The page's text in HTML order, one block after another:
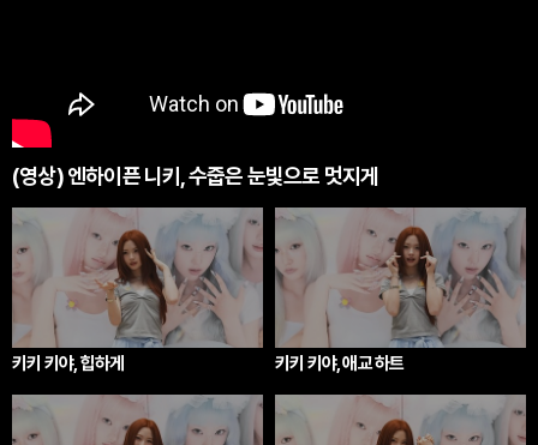
(영상) 엔하이픈 니키, 수줍은 눈빛으로 멋지게
키키 키야, 힙하게 키키 키야, 애교 하트